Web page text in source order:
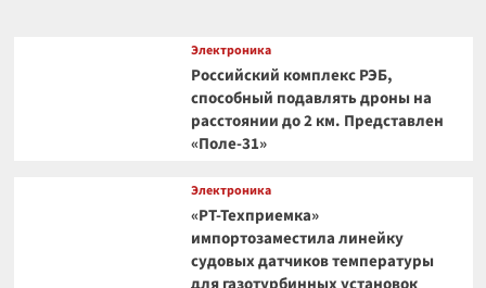
Электроника
Российский комплекс РЭБ,
способный подавлять дроны на
расстоянии до 2 км. Представлен
«Поле-31»
Электроника
«РТ-Техприемка»
импортозаместила линейку
судовых датчиков температуры